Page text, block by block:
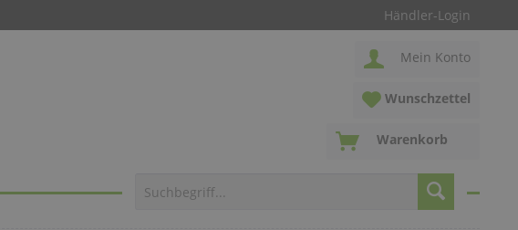
Händler-Login
Mein Konto
Wunschzettel
Warenkorb